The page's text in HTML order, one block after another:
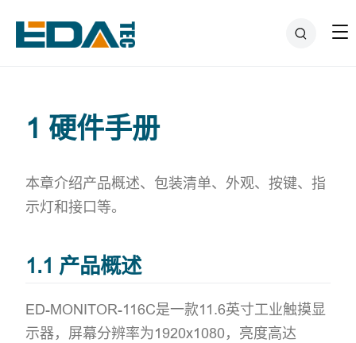
1 硬件手册
本章介绍产品概述、包装清单、外观、按键、指
示灯和接口等。
1.1 产品概述
ED-MONITOR-116C是一款11.6英寸工业触摸显
示器，屏幕分辨率为1920x1080，亮度高达